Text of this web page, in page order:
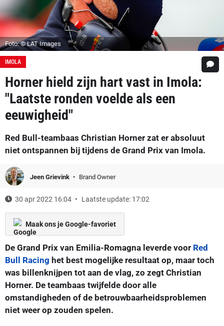
Foto: © LAT Images
IMOLA
Horner hield zijn hart vast in Imola:
"Laatste ronden voelde als een
eeuwigheid"
Red Bull-teambaas Christian Horner zat er absoluut
niet ontspannen bij tijdens de Grand Prix van Imola.
Jeen Grievink Brand Owner
30 apr 2022 16:04 Laatste update: 17:02
Maak ons je Google-favoriet
De Grand Prix van Emilia-Romagna leverde voor Red
Bull Racing het best mogelijke resultaat op, maar toch
was billenknijpen tot aan de vlag, zo zegt Christian
Horner. De teambaas twijfelde door alle
omstandigheden of de betrouwbaarheidsproblemen
niet weer op zouden spelen.